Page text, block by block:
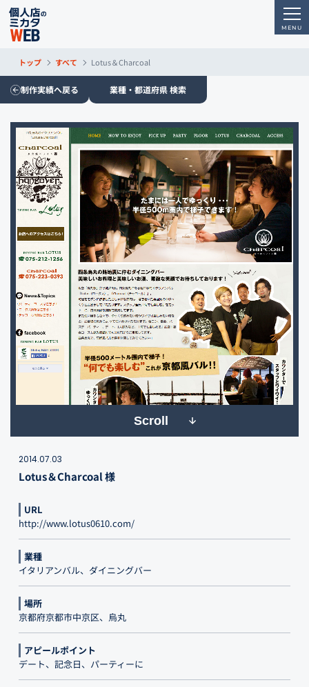
トップ すべて Lotus＆Charcoal
制作実績へ戻る 業種・都道府県 検索
Scroll
2014.07.03
Lotus＆Charcoal 様
URL
http://www.lotus0610.com/
業種
イタリアンバル、ダイニングバー
場所
京都府京都市中京区、烏丸
アピールポイント
デート、記念日、パーティーに